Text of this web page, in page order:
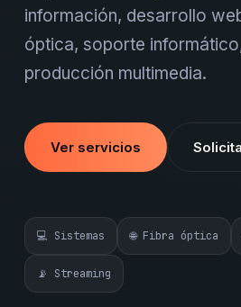
información, desarrollo
óptica, soporte
producción multimedia.
Ver servicios
💻 Sistemas 🌐 Fibra óptica
📡 Streaming